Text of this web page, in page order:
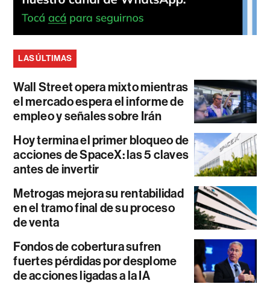
LAS ÚLTIMAS
Wall Street opera mixto mientras
el mercado espera el informe de
empleo y señales sobre Irán
Hoy termina el primer bloqueo de
acciones de SpaceX: las 5 claves
antes de invertir
Metrogas mejora su rentabilidad
en el tramo final de su proceso
de venta
Fondos de cobertura sufren
fuertes pérdidas por desplome
de acciones ligadas a la IA